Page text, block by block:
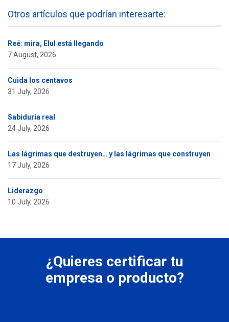
Otros artículos que podrían interesarte:
Reé: mira, Elul está llegando
7 August, 2026
Cuida los centavos
31 July, 2026
Sabiduría real
24 July, 2026
Las lágrimas que destruyen… y las lágrimas que construyen
17 July, 2026
Liderazgo
10 July, 2026
¿Quieres certificar tu
empresa o producto?